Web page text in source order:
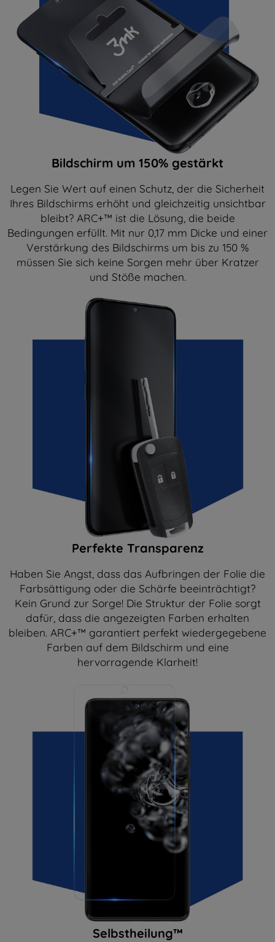
Bildschirm um 150% gestärkt
Legen Sie Wert auf einen Schutz, der die Sicherheit
Ihres Bildschirms erhöht und gleichzeitig unsichtbar
bleibt? ARC+™ ist die Lösung, die beide
Bedingungen erfüllt. Mit nur 0,17 mm Dicke und einer
Verstärkung des Bildschirms um bis zu 150 %
müssen Sie sich keine Sorgen mehr über Kratzer
und Stöße machen.
Perfekte Transparenz
Haben Sie Angst, dass das Aufbringen der Folie die
Farbsättigung oder die Schärfe beeinträchtigt?
Kein Grund zur Sorge! Die Struktur der Folie sorgt
dafür, dass die angezeigten Farben erhalten
bleiben. ARC+™ garantiert perfekt wiedergegebene
Farben auf dem Bildschirm und eine
hervorragende Klarheit!
Selbstheilung™